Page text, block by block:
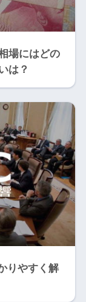
場にはどの
は？
りやすく解